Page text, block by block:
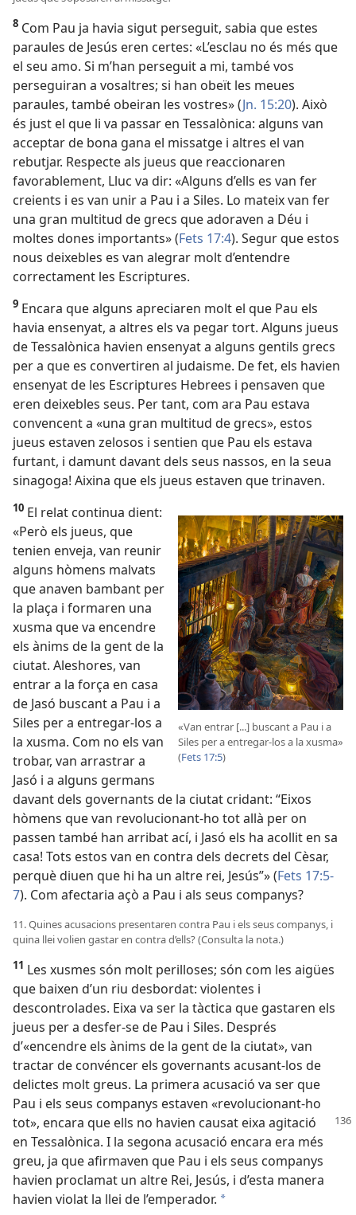
8 Com Pau ja havia sigut perseguit, sabia que estes
paraules de Jesús eren certes: «L’esclau no és més que
el seu amo. Si m’han perseguit a mi, també vos
perseguiran a vosaltres; si han obeït les meues
paraules, també obeiran les vostres» (Jn. 15:20). Això
és just el que li va passar en Tessalònica: alguns van
acceptar de bona gana el missatge i altres el van
rebutjar. Respecte als jueus que reaccionaren
favorablement, Lluc va dir: «Alguns d’ells es van fer
creients i es van unir a Pau i a Siles. Lo mateix van fer
una gran multitud de grecs que adoraven a Déu i
moltes dones importants» (Fets 17:4). Segur que estos
nous deixebles es van alegrar molt d’entendre
correctament les Escriptures.
9 Encara que alguns apreciaren molt el que Pau els
havia ensenyat, a altres els va pegar tort. Alguns jueus
de Tessalònica havien ensenyat a alguns gentils grecs
per a que es convertiren al judaisme. De fet, els havien
ensenyat de les Escriptures Hebrees i pensaven que
eren deixebles seus. Per tant, com ara Pau estava
convencent a «una gran multitud de grecs», estos
jueus estaven zelosos i sentien que Pau els estava
furtant, i damunt davant dels seus nassos, en la seua
sinagoga! Aixina que els jueus estaven que trinaven.
«Van entrar [...] buscant a Pau i a
Siles per a entregar-los a la xusma»
(Fets 17:5)
10 El relat continua dient:
«Però els jueus, que
tenien enveja, van reunir
alguns hòmens malvats
que anaven bambant per
la plaça i formaren una
xusma que va encendre
els ànims de la gent de la
ciutat. Aleshores, van
entrar a la força en casa
de Jasó buscant a Pau i a
Siles per a entregar-los a
la xusma. Com no els van
trobar, van arrastrar a
Jasó i a alguns germans
davant dels governants de la ciutat cridant: “Eixos
hòmens que van revolucionant-ho tot allà per on
passen també han arribat ací, i Jasó els ha acollit en sa
casa! Tots estos van en contra dels decrets del Cèsar,
perquè diuen que hi ha un altre rei, Jesús”» (Fets 17:5-
7). Com afectaria açò a Pau i als seus companys?
11. Quines acusacions presentaren contra Pau i els seus companys, i
quina llei volien gastar en contra d’ells? (Consulta la nota.)
11 Les xusmes són molt perilloses; són com les aigües
que baixen d’un riu desbordat: violentes i
descontrolades. Eixa va ser la tàctica que gastaren els
jueus per a desfer-se de Pau i Siles. Després
d’«encendre els ànims de la gent de la ciutat», van
tractar de convéncer els governants acusant-los de
delictes molt greus. La primera acusació va ser que
Pau i els seus companys estaven «revolucionant-ho
tot», encara que ells no havien causat eixa agitació
en Tessalònica. I la segona acusació encara era més
greu, ja que afirmaven que Pau i els seus companys
havien proclamat un altre Rei, Jesús, i d’esta manera
havien violat la llei de l’emperador. a